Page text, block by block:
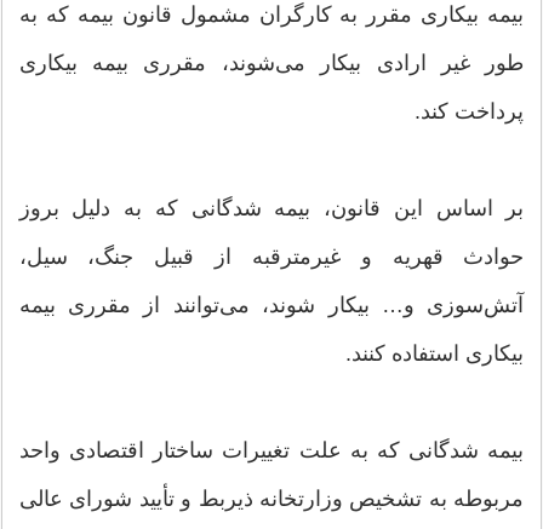
بیمه بیکاری مقرر به کارگران مشمول قانون بیمه که به
طور غیر ارادی بیکار می‌شوند، مقرری بیمه بیکاری
پرداخت کند.
بر اساس این قانون، بیمه شدگانی که به دلیل بروز
حوادث قهریه و غیرمترقبه از قبیل جنگ، سیل،
آتش‌سوزی و… بیکار شوند، می‌توانند از مقرری بیمه
بیکاری استفاده کنند.
بیمه شدگانی که به علت تغییرات ساختار اقتصادی واحد
مربوطه به تشخیص وزارتخانه ذیربط و تأیید شورای عالی